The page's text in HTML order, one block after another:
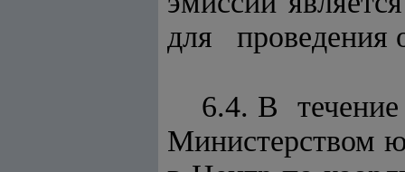
для проведения
6.4. В
Министерством